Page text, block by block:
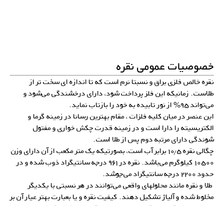
خصوصیات عمومی نقره
نقره خالص فلزی براق و نسبتا نرم است که تا اندازه ای سخت تر از
طلاست. زمانیکه این فلز پرداخت شود، دارای درخشندگی می‌شود و
می‌تواند ۹۵% از نور تابیده به خود را بازتاب نماید.
این عنصر در میان کلیه فلزات ، مقام بهترین رسانا در زمینه گرما و
الکتریسیته را دارا است و در زمینه قدرت چکش خواری و مفتول
شوندگی دارای مرتبه دوم پس از طلا است.
چگالی نقره ۱۰٫۵ برابر آب است، بصورتیکه یک متر مکعب از آن دارای وزن
۱۰۵۰۰ کیلوگرم می‌باشد. نقره در ۹۶۱ درجه سانتیگراد ذوب شده و در
حدود ۲۲۰۰ درجه سانتیگراد می‌جوشد.
طلا و نقره مانند محلولهای واقعی می‌توانند در هر نسبتی با یکدیگر
مخلوط شده و آلیاژ تشکیل دهند. کیفیت نقره و یا بعبارت بهتر عیار آن بر